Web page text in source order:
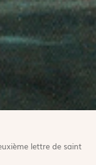
lettre de saint